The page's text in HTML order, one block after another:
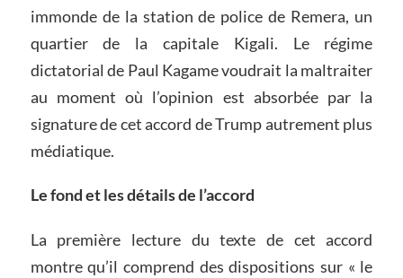
immonde de la station de police de Remera, un
quartier de la capitale Kigali. Le régime
dictatorial de Paul Kagame voudrait la maltraiter
au moment où l’opinion est absorbée par la
signature de cet accord de Trump autrement plus
médiatique.
Le fond et les détails de l’accord
La première lecture du texte de cet accord
montre qu’il comprend des dispositions sur « le